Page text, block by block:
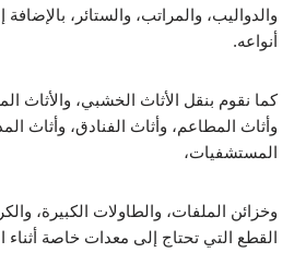
والدواليب، والمراتب، والستائر،
أنواعه.
كما نقوم بنقل الأثاث الخشبي، والأثاث
وأثاث المطاعم، وأثاث الفنادق، وأثاث
المستشفيات،
وخزائن الملفات، والطاولات الكبيرة،
القطع التي تحتاج إلى معدات خاصة أثناء